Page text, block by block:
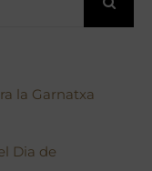
la Garnatxa
Dia de